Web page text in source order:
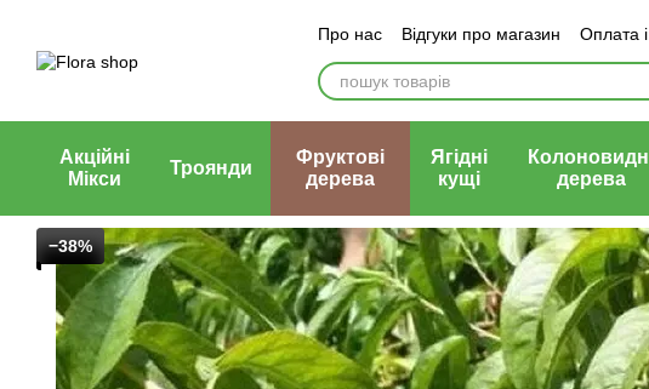
Про нас Відгуки про магазин Оплата
Блог магазину
Публічний договір
Акційні
Мікси
Троянди
Фруктові
дерева
Ягідні
кущі
дерева
−38%